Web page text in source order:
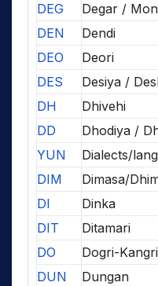
DEG
Degar /
DEN
Dendi
DEO
Deori
DES
Desiya /
DH
Dhivehi
DD
Dhodiya /
YUN
Dialects/
DIM
Dimasa/
DI
Dinka
DIT
Ditamari
DO
Dogri-Kangri
DUN
Dungan